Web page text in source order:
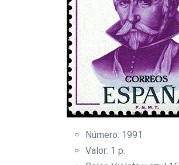
Número: 1991
Valor: 1 p.